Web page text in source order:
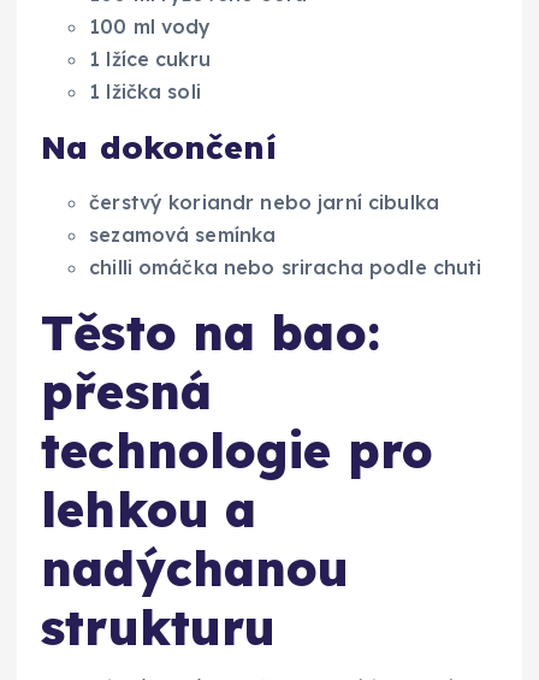
100 ml vody
1 lžíce cukru
1 lžička soli
Na dokončení
čerstvý koriandr nebo jarní cibulka
sezamová semínka
chilli omáčka nebo sriracha podle chuti
Těsto na bao:
přesná
technologie pro
lehkou a
nadýchanou
strukturu